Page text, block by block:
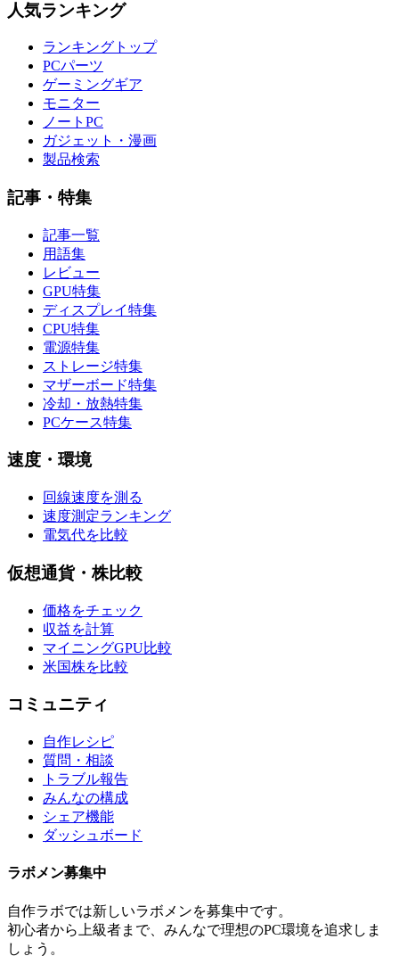
人気ランキング
ランキングトップ
PCパーツ
ゲーミングギア
モニター
ノートPC
ガジェット・漫画
製品検索
記事・特集
記事一覧
用語集
レビュー
GPU特集
ディスプレイ特集
CPU特集
電源特集
ストレージ特集
マザーボード特集
冷却・放熱特集
PCケース特集
速度・環境
回線速度を測る
速度測定ランキング
電気代を比較
仮想通貨・株比較
価格をチェック
収益を計算
マイニングGPU比較
米国株を比較
コミュニティ
自作レシピ
質問・相談
トラブル報告
みんなの構成
シェア機能
ダッシュボード
ラボメン募集中
自作ラボでは新しいラボメンを募集中です。
初心者から上級者まで、みんなで理想のPC環境を追求しま
しょう。